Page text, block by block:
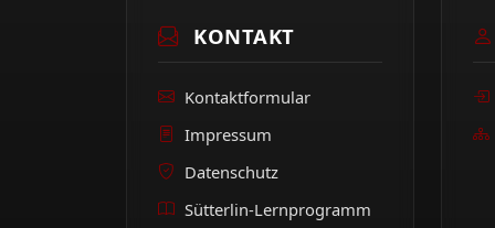
KONTAKT
Kontaktformular
Impressum
Datenschutz
Sütterlin-Lernprogramm